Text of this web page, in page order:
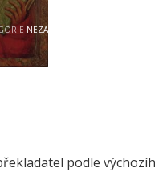
NEZAŘAZENÉ
podle